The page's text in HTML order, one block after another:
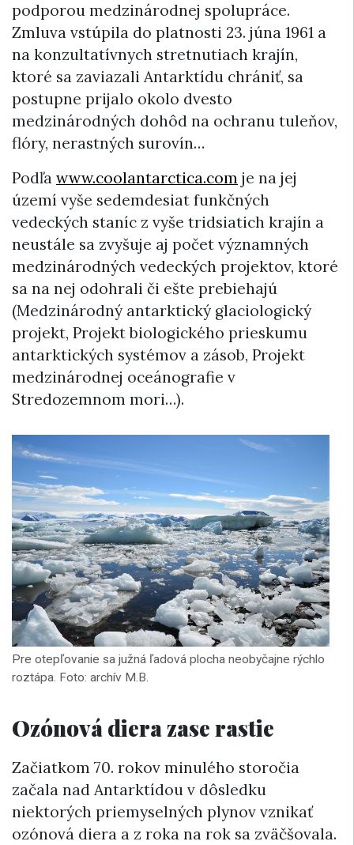
podporou medzinárodnej spolupráce.
Zmluva vstúpila do platnosti 23. júna 1961 a
na konzultatívnych stretnutiach krajín,
ktoré sa zaviazali Antarktídu chrániť, sa
postupne prijalo okolo dvesto
medzinárodných dohôd na ochranu tuleňov,
flóry, nerastných surovín…
Podľa www.coolantarctica.com je na jej
území vyše sedemdesiat funkčných
vedeckých staníc z vyše tridsiatich krajín a
neustále sa zvyšuje aj počet významných
medzinárodných vedeckých projektov, ktoré
sa na nej odohrali či ešte prebiehajú
(Medzinárodný antarktický glaciologický
projekt, Projekt biologického prieskumu
antarktických systémov a zásob, Projekt
medzinárodnej oceánografie v
Stredozemnom mori…).
Pre otepľovanie sa južná ľadová plocha neobyčajne rýchlo
roztápa. Foto: archív M.B.
Ozónová diera zase rastie
Začiatkom 70. rokov minulého storočia
začala nad Antarktídou v dôsledku
niektorých priemyselných plynov vznikať
ozónová diera a z roka na rok sa zväčšovala.